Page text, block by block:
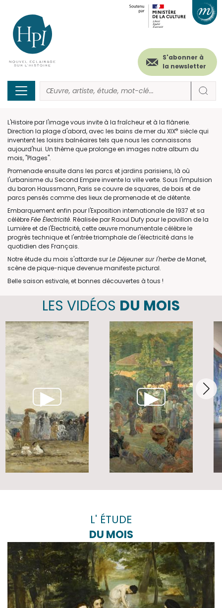
contenu
principal
Menu
secondaire
(header)
S'abonner à
la newsletter
L'Histoire par l'image vous invite à la fraîcheur et à la flânerie.
Direction la plage d'abord, avec les bains de mer du XIXe siècle qui
inventent les loisirs balnéaires tels que nous les connaissons
aujourd'hui. Un thème que prolonge en images notre album du
mois, "Plages".
Promenade ensuite dans les parcs et jardins parisiens, là où
l'urbanisme du Second Empire invente la ville verte. Sous l'impulsion
du baron Haussmann, Paris se couvre de squares, de bois et de
parcs pensés comme des lieux de promenade et de détente.
Embarquement enfin pour l'Exposition internationale de 1937 et sa
célèbreFée Électricité. Réalisée par Raoul Dufy pour le pavillon de la
Lumière et de l'Électricité, cette œuvre monumentale célèbre le
progrès technique et l'entrée triomphale de l'électricité dans le
quotidien des Français.
Notre étude du mois s'attarde surLe Déjeuner sur l'herbede Manet,
scène de pique-nique devenue manifeste pictural.
Belle saison estivale, et bonnes découvertes à tous !
LES VIDÉOS DU MOIS
L' ÉTUDE
DU MOIS